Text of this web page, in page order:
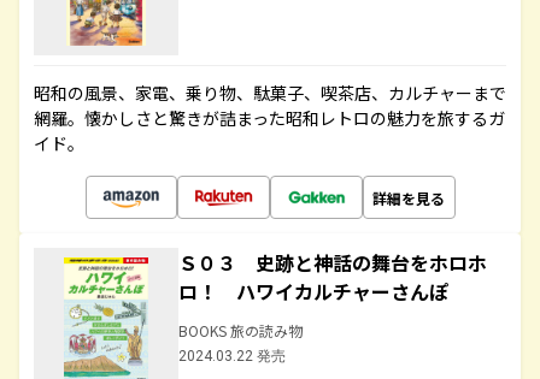
昭和の風景、家電、乗り物、駄菓子、喫茶店、カルチャーまで
網羅。懐かしさと驚きが詰まった昭和レトロの魅力を旅するガ
イド。
詳細を見る
Ｓ０３ 史跡と神話の舞台をホロホ
ロ！ ハワイカルチャーさんぽ
BOOKS 旅の読み物
2024.03.22 発売